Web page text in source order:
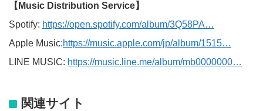
【Music Distribution Service】
Spotify: https://open.spotify.com/album/3Q58PA…
Apple Music:https://music.apple.com/jp/album/1515…
LINE MUSIC: https://music.line.me/album/mb0000000…
関連サイト